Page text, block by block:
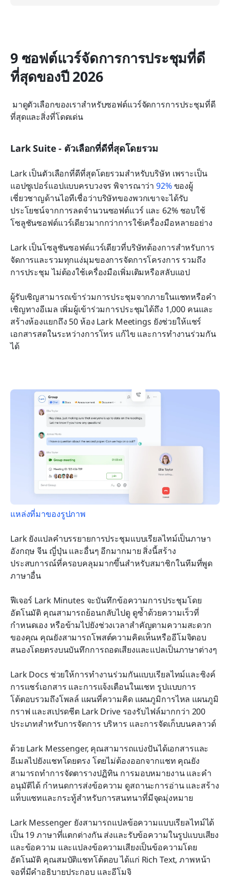
9 ซอฟต์แวร์จัดการการประชุมที่ดี
ที่สุดของปี 2026
ที่สุดและสิ่งที่โดดเด่น
Lark Suite - ตัวเลือกที่ดีที่สุดโดยรวม
Lark เป็นตัวเลือกที่ดีที่สุดโดยรวมสำหรับบริษัท เพราะเป็น
แอปซูเปอร์แอปแบบครบวงจร พิจารณาว่า 92% ของผู้
เชี่ยวชาญด้านไอทีเชื่อว่าบริษัทของพวกเขาจะได้รับ
ประโยชน์จากการลดจำนวนซอฟต์แวร์ และ 62% ชอบใช้
โซลูชันซอฟต์แวร์เดียวมากกว่าการใช้เครื่องมือหลายอย่าง
Lark เป็นโซลูชันซอฟต์แวร์เดียวที่บริษัทต้องการสำหรับการ
จัดการและรวมทุกแง่มุมของการจัดการโครงการ รวมถึง
การประชุม ไม่ต้องใช้เครื่องมือเพิ่มเติมหรือสลับแอป
ผู้รับเชิญสามารถเข้าร่วมการประชุมจากภายในแชทหรือคำ
เชิญทางอีเมล เพิ่มผู้เข้าร่วมการประชุมได้ถึง 1,000 คนและ
สร้างห้องแยกถึง 50 ห้อง Lark Meetings ยังช่วยให้แชร์
เอกสารสดในระหว่างการโทร แก้ไข และการทำงานร่วมกัน
ได้
แหล่งที่มาของรูปภาพ
Lark ยังแปลคำบรรยายการประชุมแบบเรียลไทม์เป็นภาษา
อังกฤษ จีน ญี่ปุ่น และอื่นๆ อีกมากมาย สิ่งนี้สร้าง
ประสบการณ์ที่ครอบคลุมมากขึ้นสำหรับสมาชิกในทีมที่พูด
ภาษาอื่น
ฟีเจอร์ Lark Minutes จะบันทึกข้อความการประชุมโดย
อัตโนมัติ คุณสามารถย้อนกลับไปดู ดูซ้ำด้วยความเร็วที่
กำหนดเอง หรือข้ามไปยังช่วงเวลาสำคัญตามความสะดวก
ของคุณ คุณยังสามารถโพสต์ความคิดเห็นหรืออีโมจิตอบ
สนองโดยตรงบนบันทึกการถอดเสียงและแปลเป็นภาษาต่างๆ
Lark Docs ช่วยให้การทำงานร่วมกันแบบเรียลไทม์และซิงค์
การแชร์เอกสาร และการแจ้งเตือนในแชท รูปแบบการ
โต้ตอบรวมถึงโพลล์ แผนที่ความคิด แผนภูมิการไหล แผนภูมิ
กราฟ และสเปรดชีต Lark Drive รองรับไฟล์มากกว่า 200
ประเภทสำหรับการจัดการ บริหาร และการจัดเก็บบนคลาวด์
ด้วย Lark Messenger, คุณสามารถแบ่งปันได้เอกสารและ
อีเมลไปยังแชทโดยตรง โดยไม่ต้องออกจากแชท คุณยัง
สามารถทำการจัดตารางปฏิทิน การมอบหมายงาน และคำ
อนุมัติได้ กำหนดการส่งข้อความ ดูสถานะการอ่าน และสร้าง
แท็บแชทและกระทู้สำหรับการสนทนาที่มีจุดมุ่งหมาย
Lark Messenger ยังสามารถแปลข้อความแบบเรียลไทม์ได้
เป็น 19 ภาษาที่แตกต่างกัน ส่งและรับข้อความในรูปแบบเสียง
และข้อความ และแปลงข้อความเสียงเป็นข้อความโดย
อัตโนมัติ คุณสมบัติแชทโต้ตอบ ได้แก่ Rich Text, ภาพหน้า
จอที่มีคำอธิบายประกอบ และอีโมจิ